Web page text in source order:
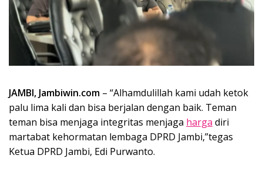
JAMBI, Jambiwin.com – “Alhamdulillah kami udah ketok
palu lima kali dan bisa berjalan dengan baik. Teman
teman bisa menjaga integritas menjaga harga diri
martabat kehormatan lembaga DPRD Jambi,”tegas
Ketua DPRD Jambi, Edi Purwanto.